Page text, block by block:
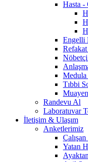
Hasta -
Engelli
Medula
Tıbbi
Randevu Al
Laboratuvar
İletişim & Ulaşım
Anketlerimiz
Yatan